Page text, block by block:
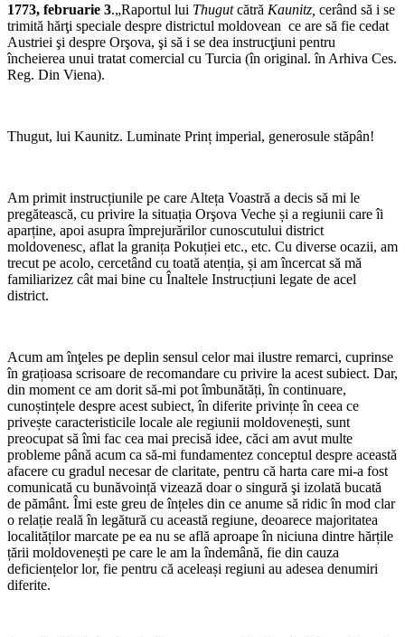
1773, februarie 3.„Raportul lui Thugutcătră Kaunitz, cerând să i se
trimită hărţi speciale despre districtul moldovean ce are să fie cedat
Austriei şi despre Or­şova, şi să i se dea instrucţiuni pentru
încheierea unui tratat comercial cu Turcia (în original. în Arhiva Ces.
Reg. Din Viena).
Thugut, lui Kaunitz. Luminate Prinț imperial, generosule stăpân!
Am primit instrucțiunile pe care Alteța Voastră a decis să mi le
pregătească, cu privire la situația Orşova Veche și a regiunii care îi
aparține, apoi asupra împrejurărilor cunoscutului district
moldovenesc, aflat la granița Pokuției etc., etc. Cu diverse ocazii, am
trecut pe acolo, cercetând cu toată atenția, și am încercat să mă
familiarizez cât mai bine cu Înaltele Instrucțiuni legate de acel
district.
Acum am înţeles pe deplin sensul celor mai ilustre remarci, cuprinse
în grațioasa scrisoare de recomandare cu privire la acest subiect. Dar,
din moment ce am dorit să-mi pot îmbunătăți, în continuare,
cunoștințele despre acest subiect, în diferite privințe în ceea ce
privește caracteristicile locale ale regiunii moldovenești, sunt
preocupat să îmi fac cea mai precisă idee, căci am avut multe
probleme până acum ca să-mi fundamentez conceptul despre această
afacere cu gradul necesar de claritate, pentru că harta care mi-a fost
comunicată cu bunăvoință vizează doar o singură şi izolată bucată
de pământ. Îmi este greu de înțeles din ce anume să ridic în mod clar
o relație reală în legătură cu această regiune, deoarece majoritatea
localităților marcate pe ea nu se află aproape în niciuna dintre hărțile
țării moldovenești pe care le am la îndemână, fie din cauza
deficiențelor lor, fie pentru că aceleași regiuni au adesea denumiri
diferite.